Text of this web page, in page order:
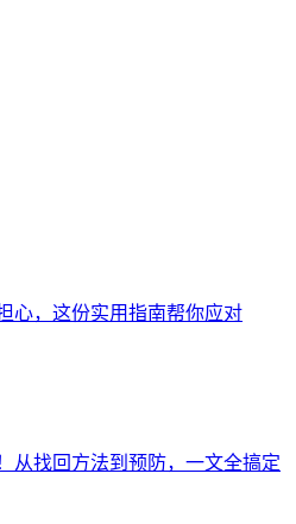
心，这份实用指南帮你应对
从找回方法到预防，一文全搞定